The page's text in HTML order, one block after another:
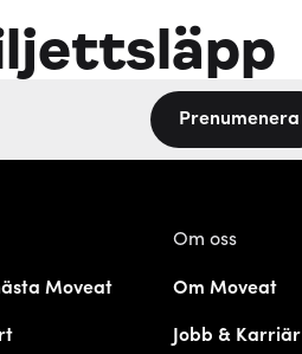
Prenumenera
Moveat
Om oss
Om Moveat
Jobb & Karriär